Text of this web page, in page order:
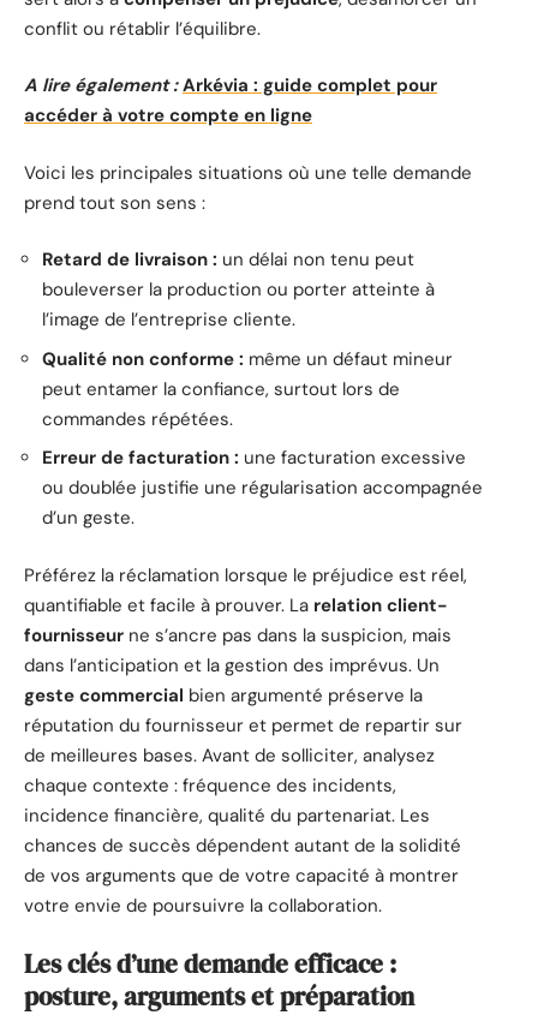
conflit ou rétablir l’équilibre.
A lire également : Arkévia : guide complet pour
accéder à votre compte en ligne
Voici les principales situations où une telle demande
prend tout son sens :
Retard de livraison : un délai non tenu peut
bouleverser la production ou porter atteinte à
l’image de l’entreprise cliente.
Qualité non conforme : même un défaut mineur
peut entamer la confiance, surtout lors de
commandes répétées.
Erreur de facturation : une facturation excessive
ou doublée justifie une régularisation accompagnée
d’un geste.
Préférez la réclamation lorsque le préjudice est réel,
quantifiable et facile à prouver. La relation client-
fournisseur ne s’ancre pas dans la suspicion, mais
dans l’anticipation et la gestion des imprévus. Un
geste commercial bien argumenté préserve la
réputation du fournisseur et permet de repartir sur
de meilleures bases. Avant de solliciter, analysez
chaque contexte : fréquence des incidents,
incidence financière, qualité du partenariat. Les
chances de succès dépendent autant de la solidité
de vos arguments que de votre capacité à montrer
votre envie de poursuivre la collaboration.
Les clés d’une demande efficace :
posture, arguments et préparation